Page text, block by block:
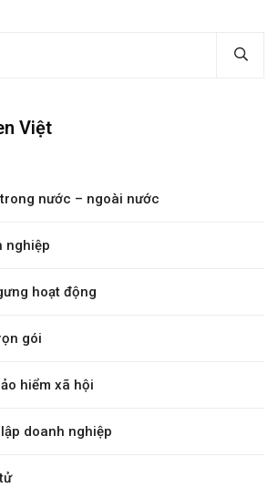
Việt
nước – ngoài nước
nghiệp
hoạt động
gói
hiểm xã hội
doanh nghiệp